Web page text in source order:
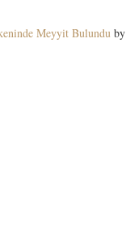
Meyyit Bulundu by